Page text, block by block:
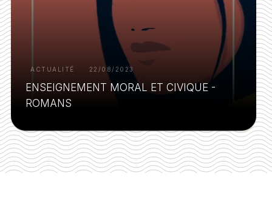
ACTUALITÉ 22/08/2023
ENSEIGNEMENT MORAL ET CIVIQUE -
ROMANS